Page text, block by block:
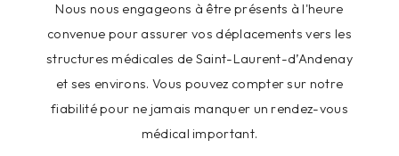
Nous nous engageons à être présents à l'heure
convenue pour assurer vos déplacements vers les
structures médicales de Saint-Laurent-d’Andenay
et ses environs. Vous pouvez compter sur notre
fiabilité pour ne jamais manquer un rendez-vous
médical important.